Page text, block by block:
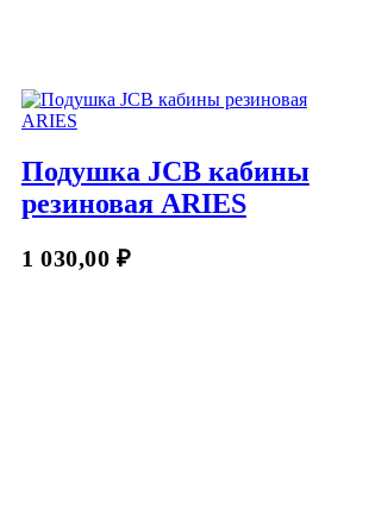
Подушка JCB кабины
резиновая ARIES
1 030,00₽